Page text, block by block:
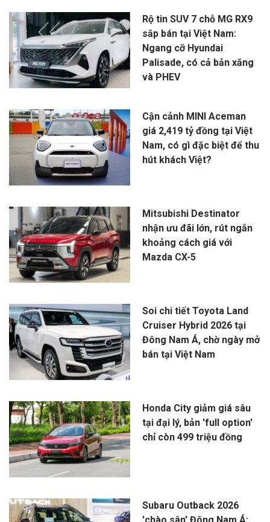
Rộ tin SUV 7 chỗ MG RX9
sắp bán tại Việt Nam:
Ngang cỡ Hyundai
Palisade, có cả bản xăng
và PHEV
Cận cảnh MINI Aceman
giá 2,419 tỷ đồng tại Việt
Nam, có gì đặc biệt để thu
hút khách Việt?
Mitsubishi Destinator
nhận ưu đãi lớn, rút ngắn
khoảng cách giá với
Mazda CX-5
Soi chi tiết Toyota Land
Cruiser Hybrid 2026 tại
Đông Nam Á, chờ ngày mở
bán tại Việt Nam
Honda City giảm giá sâu
tại đại lý, bản 'full option'
chỉ còn 499 triệu đồng
Subaru Outback 2026